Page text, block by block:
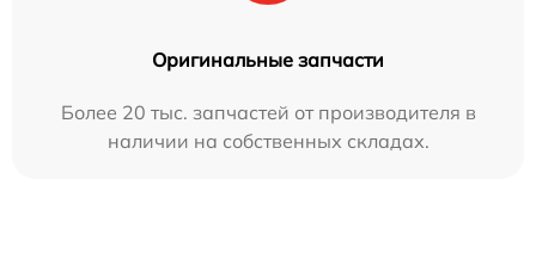
Оригинальные запчасти
Более 20 тыс. запчастей от производителя в
наличии на собственных складах.